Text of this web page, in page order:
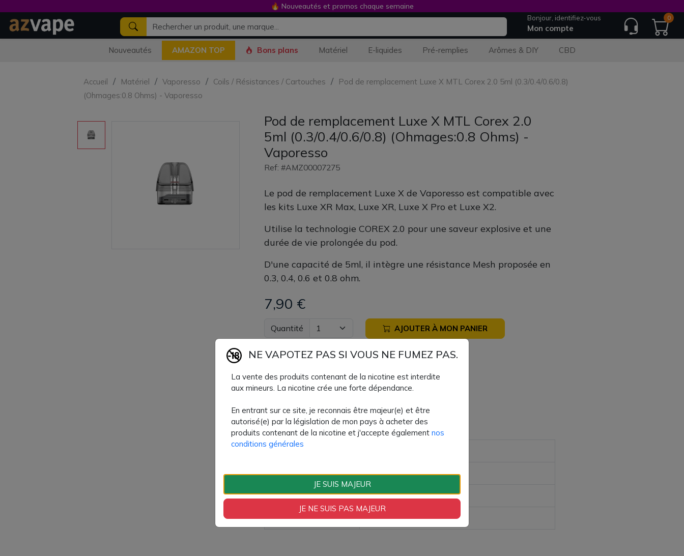
Bonjour, identifiez-vous
Mon compte
0
Nouveautés AMAZON TOP Bons plans Matériel E-liquides Pré-remplies Arômes & DIY CBD
Accueil Matériel Vaporesso Coils / Résistances / Cartouches
Pod de remplacement Luxe X MTL Corex 2.0 5ml (0.3/0.4/0.6/0.8)
(Ohmages:0.8 Ohms) - Vaporesso
Pod de remplacement Luxe X MTL Corex 2.0
5ml (0.3/0.4/0.6/0.8) (Ohmages:0.8 Ohms) -
Vaporesso
Ref: #AMZ00007275
Le pod de remplacement Luxe X de Vaporesso est compatible avec
les kits Luxe XR Max, Luxe XR, Luxe X Pro et Luxe X2.
Utilise la technologie COREX 2.0 pour une saveur explosive et une
durée de vie prolongée du pod.
D'une capacité de 5ml, il intègre une résistance Mesh proposée en
0.3, 0.4, 0.6 et 0.8 ohm.
7,90 €
Quantité AJOUTER À MON PANIER
Paiement 100% sécurisé
Livraison rapide
Fiche technique
TPD Belge
Volume Clearo
5 ml
Type de Produit
Matériel
Ohmage Résistance
0.6 Ohm, 0.8 Ohm
🔥 Nouveautés et promos chaque semaine
NE VAPOTEZ PAS SI VOUS NE FUMEZ PAS.
La vente des produits contenant de la nicotine est interdite
aux mineurs. La nicotine crée une forte dépendance.
En entrant sur ce site, je reconnais être majeur(e) et être
autorisé(e) par la législation de mon pays à acheter des
produits contenant de la nicotine et j'accepte également nos
conditions générales
JE SUIS MAJEUR
JE NE SUIS PAS MAJEUR